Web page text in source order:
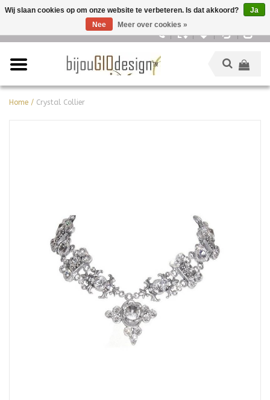
Home / Crystal Collier
Wij slaan cookies op om onze website te verbeteren. Is dat akkoord?
Ja
Nee
Meer over cookies »